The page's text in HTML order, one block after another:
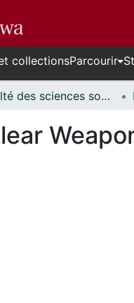
collectionsParcourir
Faculté des sciences sociales // Faculty of Social Sciences